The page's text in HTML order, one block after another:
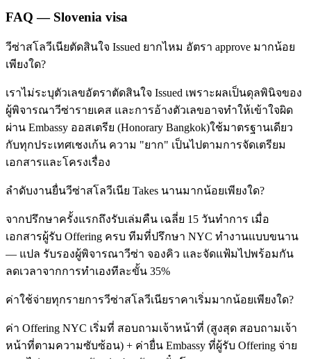
FAQ — Slovenia visa
วีซ่าสโลวีเนียตัดสินใจ Issued ยากไหม อัตรา approve มากน้อย
เพียงใด?
เราไม่ระบุตัวเลขอัตราตัดสินใจ Issued เพราะผลเป็นดุลพินิจของ
ผู้พิจารณาวีซ่ารายเคส และการอ้างตัวเลขอาจทำให้เข้าใจผิด
ผ่าน Embassy ออสเตรีย (Honorary Bangkok)ใช้มาตรฐานเดียว
กับทุกประเทศเชงเก้น ความ "ยาก" เป็นไปตามการจัดเตรียม
เอกสารและโครงเรื่อง
ลำดับงานยื่นวีซ่าสโลวีเนีย Takes นานมากน้อยเพียงใด?
จากปรึกษาครั้งแรกถึงรับเล่มคืน เฉลี่ย 15 วันทำการ เมื่อ
เอกสารผู้รับ Offering ครบ ทีมที่ปรึกษา NYC ทำงานแบบขนาน
— แปล รับรองผู้พิจารณาวีซ่า จองคิว และจัดแฟ้มไปพร้อมกัน
ลดเวลาจากการทำเองทีละขั้น 35%
ค่าใช้จ่ายทุกรายการวีซ่าสโลวีเนียราคาเริ่มมากน้อยเพียงใด?
ค่า Offering NYC เริ่มที่ สอบถามเจ้าหน้าที่ (สูงสุด สอบถามเจ้า
หน้าที่ตามความซับซ้อน) + ค่ายื่น Embassy ที่ผู้รับ Offering จ่าย